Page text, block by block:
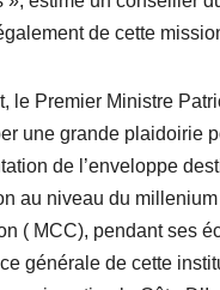
de cette
le Premier Ministre
une grande plaidoirie
de l’enveloppe
au niveau du
( MCC), pendant ses
générale de cette